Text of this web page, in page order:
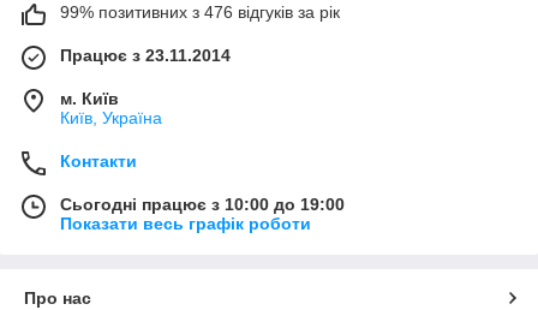
99% позитивних з 476 відгуків за рік
Працює з 23.11.2014
м. Київ
Київ, Україна
Контакти
Сьогодні працює з 10:00 до 19:00
Показати весь графік роботи
Про нас